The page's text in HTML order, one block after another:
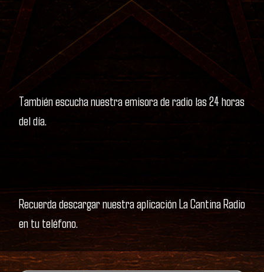
También escucha nuestra emisora de radio las 24 horas
del día.
Recuerda descargar nuestra aplicación La Cantina Radio
en tu teléfono.